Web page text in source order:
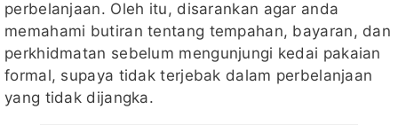
perbelanjaan. Oleh itu, disarankan agar anda
memahami butiran tentang tempahan, bayaran, dan
perkhidmatan sebelum mengunjungi kedai pakaian
formal, supaya tidak terjebak dalam perbelanjaan
yang tidak dijangka.